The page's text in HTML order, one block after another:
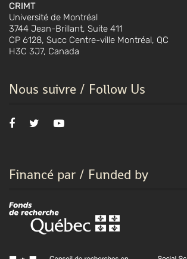
CRIMT
Université de Montréal
3744 Jean-Brillant, Suite 411
CP 6128, Succ Centre-ville Montréal, QC
H3C 3J7, Canada
Nous suivre / Follow Us
Financé par / Funded by